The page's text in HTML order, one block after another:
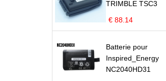
TRIMBLE TSC3
€ 88.14
Batterie pour
Inspired_Energy
NC2040HD31